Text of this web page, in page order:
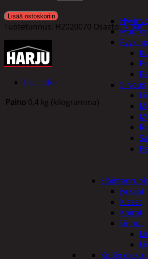
Muu
Siivous
Jyrsijät
Kissat
Koirat
Linnut
Kodin
Lisää ostoskoriin
Tuotetunnus: H2020070 Osasto:Nipat
Lisätiedot
Paino 0,4 kg (kilogramma)